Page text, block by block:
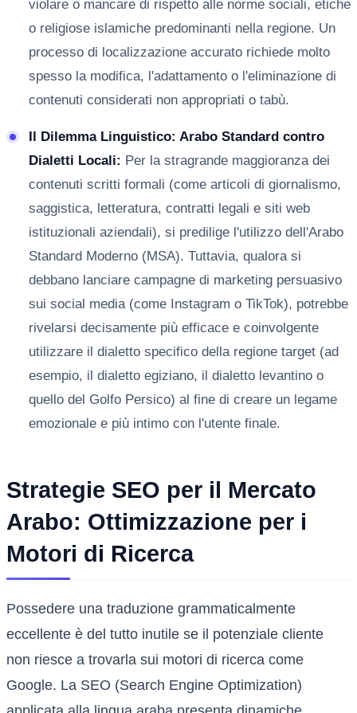
violare o mancare di rispetto alle norme sociali, etiche
o religiose islamiche predominanti nella regione. Un
processo di localizzazione accurato richiede molto
spesso la modifica, l'adattamento o l'eliminazione di
contenuti considerati non appropriati o tabù.
Il Dilemma Linguistico: Arabo Standard contro
Dialetti Locali: Per la stragrande maggioranza dei
contenuti scritti formali (come articoli di giornalismo,
saggistica, letteratura, contratti legali e siti web
istituzionali aziendali), si predilige l'utilizzo dell'Arabo
Standard Moderno (MSA). Tuttavia, qualora si
debbano lanciare campagne di marketing persuasivo
sui social media (come Instagram o TikTok), potrebbe
rivelarsi decisamente più efficace e coinvolgente
utilizzare il dialetto specifico della regione target (ad
esempio, il dialetto egiziano, il dialetto levantino o
quello del Golfo Persico) al fine di creare un legame
emozionale e più intimo con l'utente finale.
Strategie SEO per il Mercato
Arabo: Ottimizzazione per i
Motori di Ricerca
Possedere una traduzione grammaticalmente
eccellente è del tutto inutile se il potenziale cliente
non riesce a trovarla sui motori di ricerca come
Google. La SEO (Search Engine Optimization)